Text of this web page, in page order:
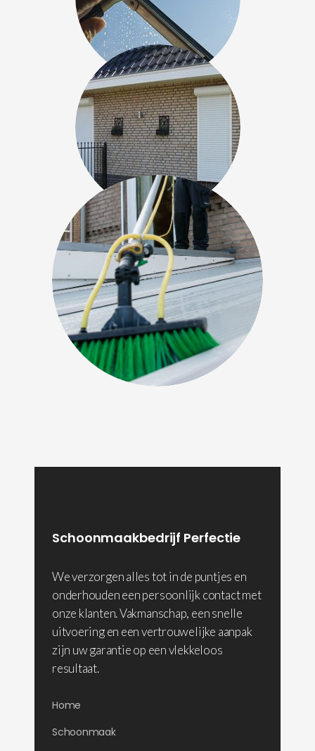
Schoonmaakbedrijf Perfectie
We verzorgen alles tot in de puntjes en
onderhouden een persoonlijk contact met
onze klanten. Vakmanschap, een snelle
uitvoering en een vertrouwelijke aanpak
zijn uw garantie op een vlekkeloos
resultaat.
Home
Schoonmaak